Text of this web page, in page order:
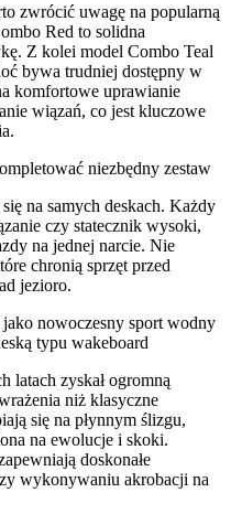
zwrócić uwagę na popularną
Red to solidna
Z kolei model Combo Teal
bywa trudniej dostępny w
komfortowe uprawianie
wiązań, co jest kluczowe
niezbędny zestaw
na samych deskach. Każdy
czy statecznik wysoki,
na jednej narcie. Nie
chronią sprzęt przed
jezioro.
nowoczesny sport wodny
typu wakeboard
latach zyskał ogromną
niż klasyczne
się na płynnym ślizgu,
na ewolucje i skoki.
doskonałe
wykonywaniu akrobacji na